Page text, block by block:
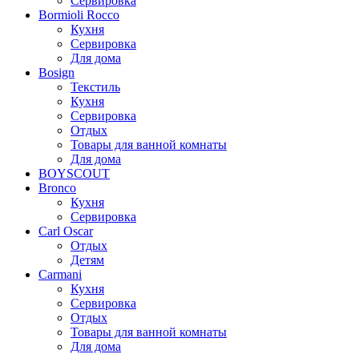
Bormioli Rocco
Кухня
Сервировка
Для дома
Bosign
Текстиль
Кухня
Сервировка
Отдых
Товары для ванной комнаты
Для дома
BOYSCOUT
Bronco
Кухня
Сервировка
Carl Oscar
Отдых
Детям
Carmani
Кухня
Сервировка
Отдых
Товары для ванной комнаты
Для дома